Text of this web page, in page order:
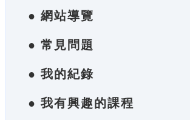
● 網站導覽
● 常見問題
● 我的紀錄
● 我有興趣的課程